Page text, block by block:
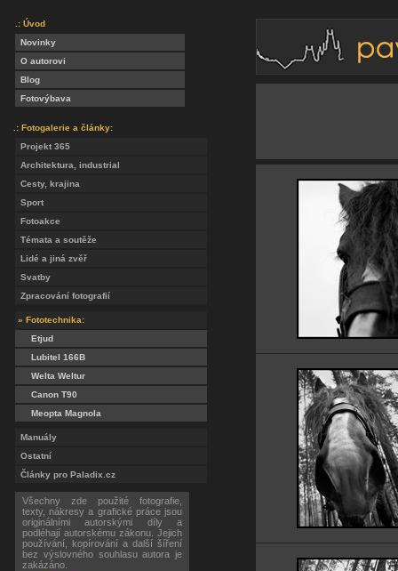
.: Úvod
Novinky
O autorovi
Blog
Fotovýbava
.: Fotogalerie a články:
Projekt 365
Architektura, industrial
Cesty, krajina
Sport
Fotoakce
Témata a soutěže
Lidé a jiná zvěř
Svatby
Zpracování fotografií
» Fototechnika:
Etjud
Lubitel 166B
Welta Weltur
Canon T90
Meopta Magnola
Manuály
Ostatní
Články pro Paladix.cz
Všechny zde použité fotografie,
texty, nákresy a grafické práce jsou
originálními autorskými díly a
podléhají autorskému zákonu. Jejich
používání, kopírování a další šíření
bez výslovného souhlasu autora je
zakázáno.